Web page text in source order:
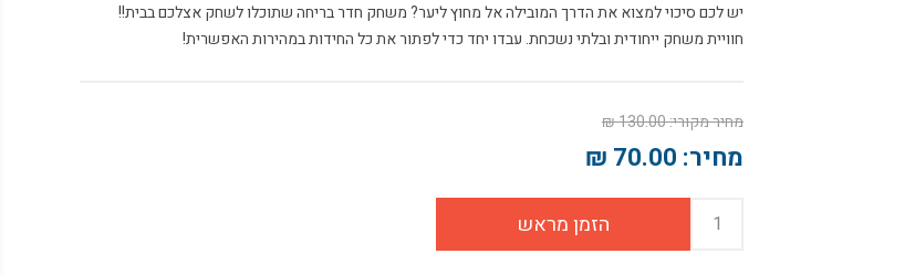
יש לכם סיכוי למצוא את הדרך המובילה אל מחוץ ליער? משחק חדר בריחה שתוכלו לשחק אצלכם בבית!!
חוויית משחק ייחודית ובלתי נשכחת. עבדו יחד כדי לפתור את כל החידות במהירות האפשרית!
מחיר מקורי:130.00 ₪
מחיר: 70.00 ₪